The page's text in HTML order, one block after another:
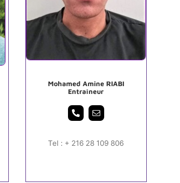
Mohamed Amine RIABI
Entraîneur
Tel : + 216 28 109 806